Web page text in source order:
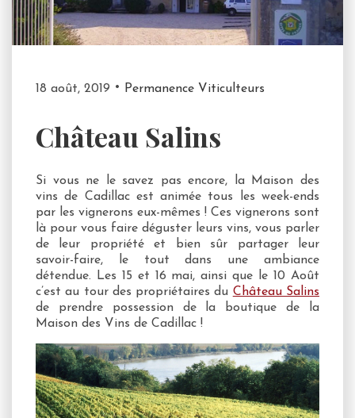
18 août, 2019 Permanence Viticulteurs
Château Salins
Si vous ne le savez pas encore, la Maison des
vins de Cadillac est animée tous les week-ends
par les vignerons eux-mêmes ! Ces vignerons sont
là pour vous faire déguster leurs vins, vous parler
de leur propriété et bien sûr partager leur
savoir-faire, le tout dans une ambiance
détendue. Les 15 et 16 mai, ainsi que le 10 Août
c’est au tour des propriétaires du Château Salins
de prendre possession de la boutique de la
Maison des Vins de Cadillac !